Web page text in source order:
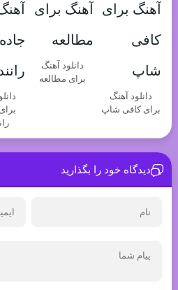
دانلود آهنگ
برای کافی شاپ
دانلود آهنگ
برای مطالعه
دیدگاه خود را بگذارید